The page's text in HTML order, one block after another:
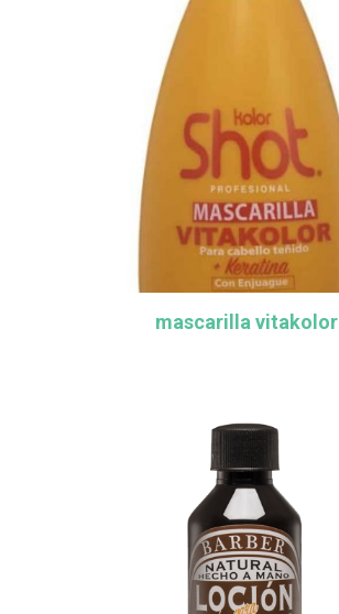
mascarilla vitakolor